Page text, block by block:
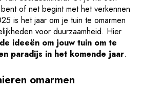
of net begint met het verkennen
is het jaar om je tuin te omarmen
voor duurzaamheid. Hier
ideeën om jouw tuin om te
paradijs in het komende jaar.
omarmen